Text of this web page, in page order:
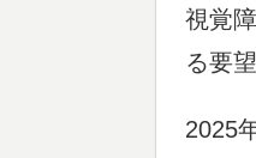
視覚
る要
2025